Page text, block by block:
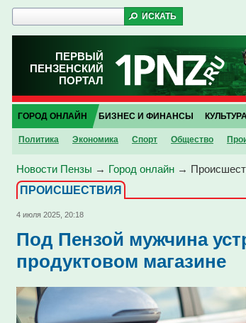
ПЕРВЫЙ
ПЕНЗЕНСКИЙ
ПОРТАЛ
ГОРОД ОНЛАЙН
Политика Экономика Спорт Общество
БИЗНЕС И ФИНАНСЫ
Новости Пензы → Город онлайн →
ПРОИCШЕСТВИЯ
4 июля 2025, 20:18
Под Пензой мужчина
продуктовом магазине